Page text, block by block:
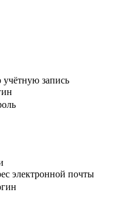
запись
электронной почты